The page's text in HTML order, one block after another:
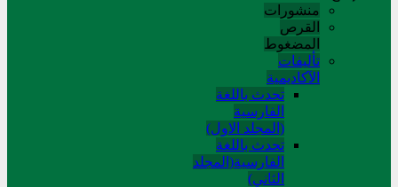
منشورات
القرص
المضغوط
تألیفات
الآکادیمیة
تحدث باللغة
الفارسية
(المجلد الاول)
تحدث باللغة
الفارسية(المجلد